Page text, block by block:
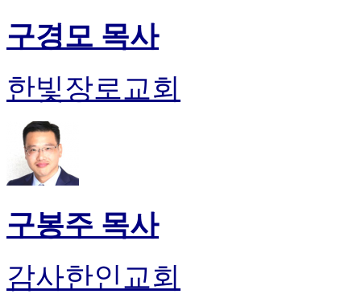
구경모 목사
한빛장로교회
구봉주 목사
감사한인교회